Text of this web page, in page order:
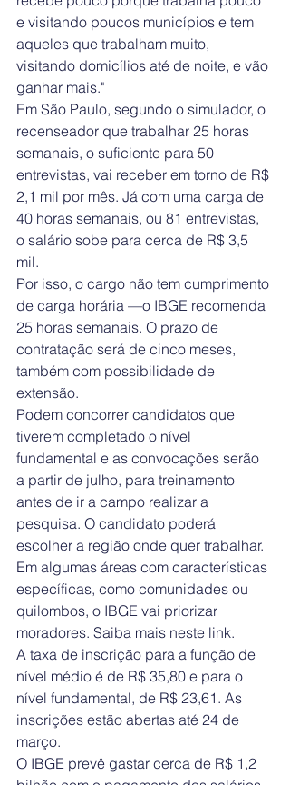
e visitando poucos municípios e tem
aqueles que trabalham muito,
visitando domicílios até de noite, e vão
ganhar mais."
Em São Paulo, segundo o simulador, o
recenseador que trabalhar 25 horas
semanais, o suficiente para 50
entrevistas, vai receber em torno de R$
2,1 mil por mês. Já com uma carga de
40 horas semanais, ou 81 entrevistas,
o salário sobe para cerca de R$ 3,5
mil.
​Por isso, o cargo não tem cumprimento
de carga horária —o IBGE recomenda
25 horas semanais. O prazo de
contratação será de cinco meses,
também com possibilidade de
extensão.
Podem concorrer candidatos que
tiverem completado o nível
fundamental e as convocações serão
a partir de julho, para treinamento
antes de ir a campo realizar a
pesquisa. O candidato poderá
escolher a região onde quer trabalhar.
Em algumas áreas com características
específicas, como comunidades ou
quilombos, o IBGE vai priorizar
moradores. Saiba mais neste link.
A taxa de inscrição para a função de
nível médio é de R$ 35,80 e para o
nível fundamental, de R$ 23,61. As
inscrições estão abertas até 24 de
março.
O IBGE prevê gastar cerca de R$ 1,2